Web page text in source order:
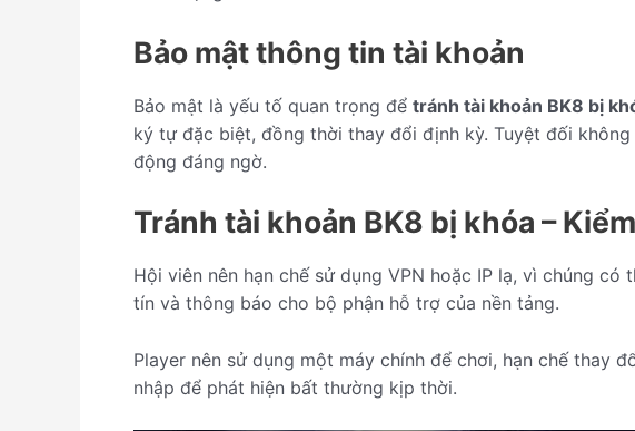
Bảo mật thông tin tài khoản
Bảo mật là yếu tố quan trọng để tránh tài khoản BK8 bị
ký tự đặc biệt, đồng thời thay đổi định kỳ. Tuyệt đối
động đáng ngờ.
Tránh tài khoản BK8 bị khóa –
Hội viên nên hạn chế sử dụng VPN hoặc IP lạ, vì chúng
tín và thông báo cho bộ phận hỗ trợ của nền tảng.
Player nên sử dụng một máy chính để chơi, hạn chế thay
nhập để phát hiện bất thường kịp thời.